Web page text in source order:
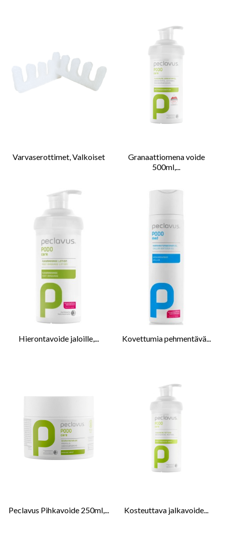
Varvaserottimet, Valkoiset
Granaattiomena voide
500ml,...
Hierontavoide jaloille,... Kovettumia pehmentävä...
Peclavus Pihkavoide 250ml,... Kosteuttava jalkavoide...